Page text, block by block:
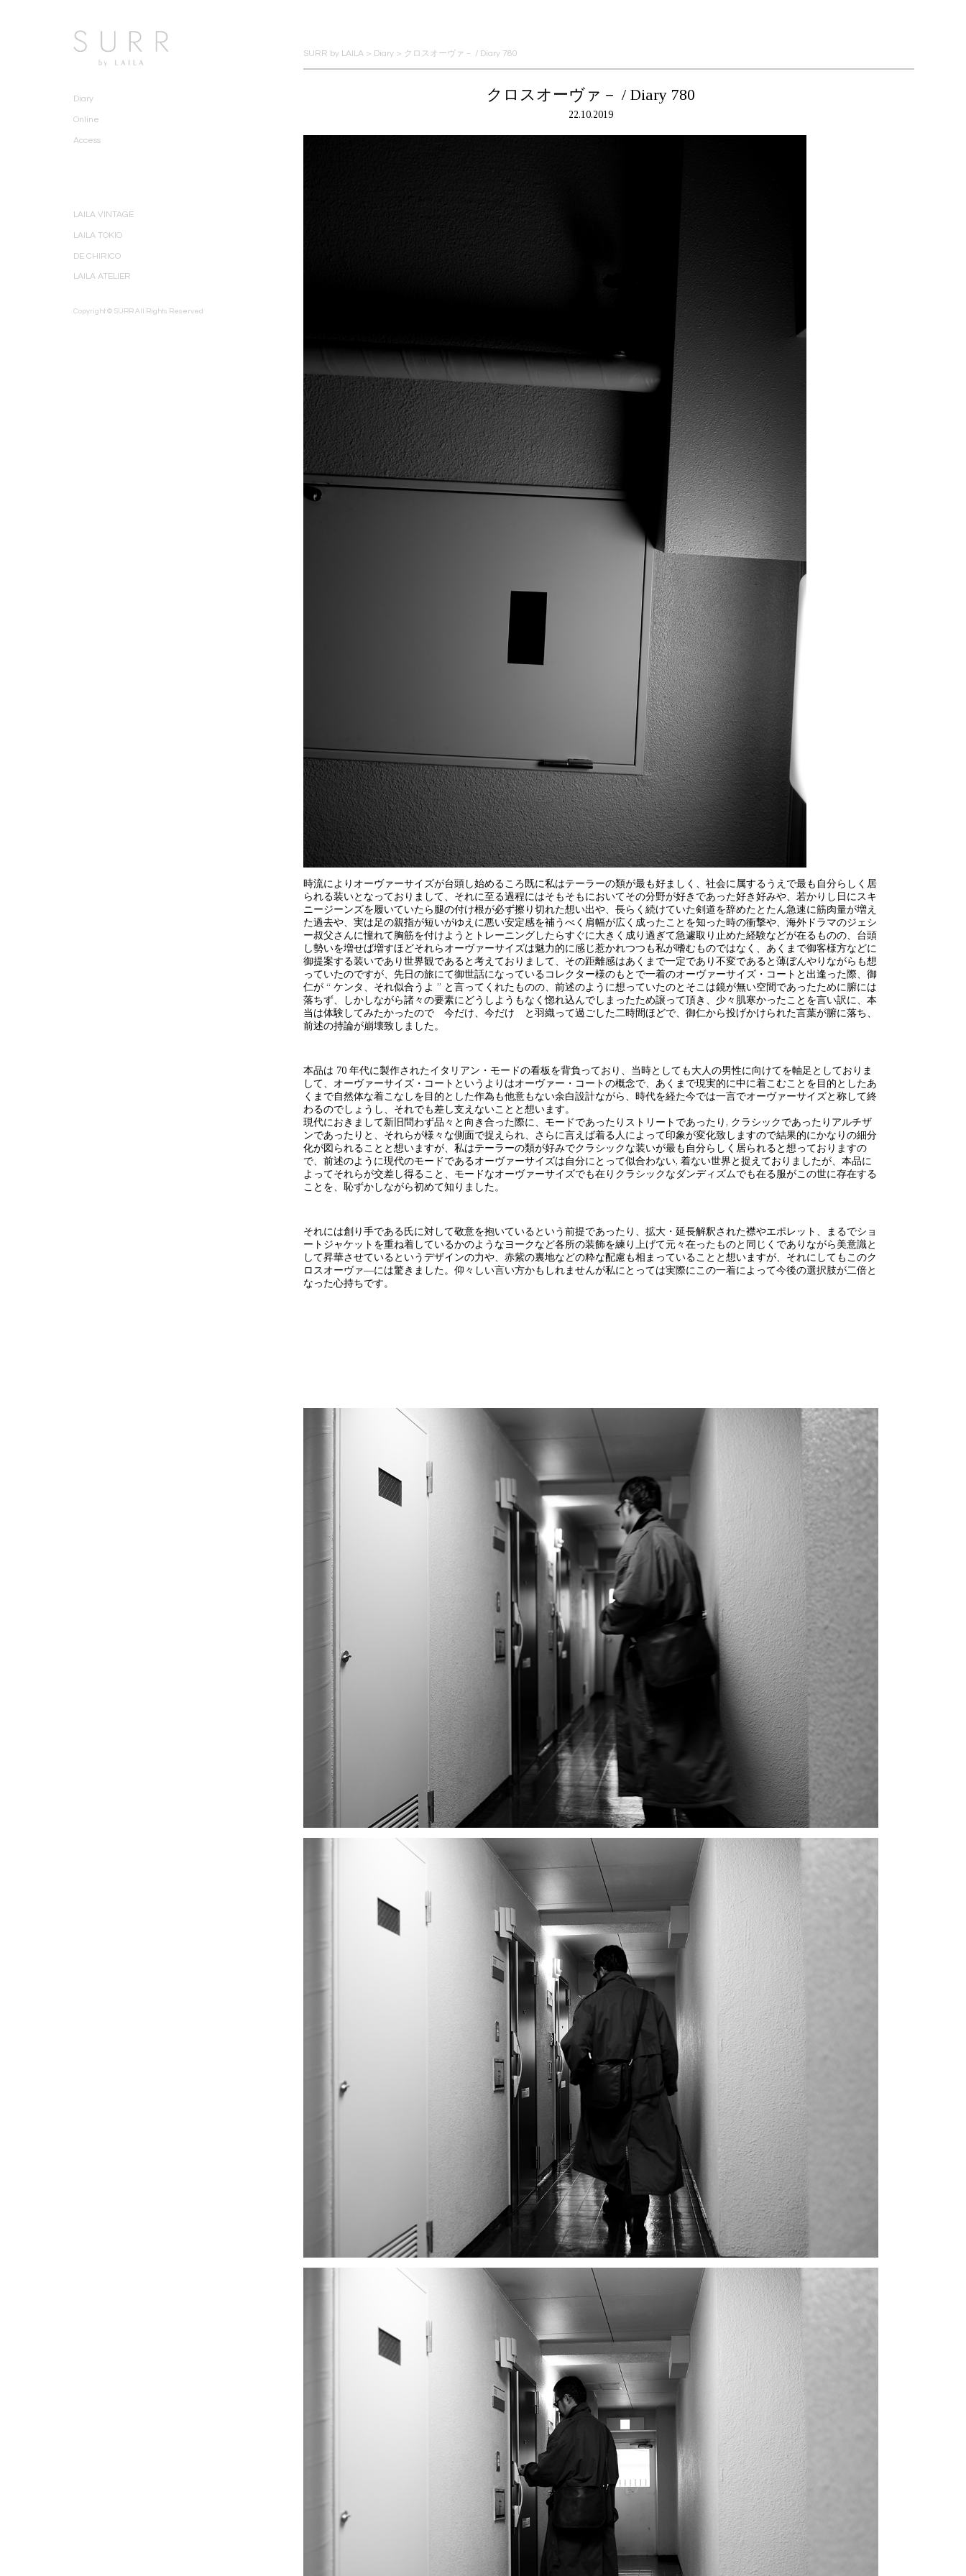
Diary
Online
Access
LAILA VINTAGE
LAILA TOKIO
DE CHIRICO
LAILA ATELIER
Copyright © SURR All Rights Reserved
SURR by LAILA > Diary > クロスオーヴァ－ / Diary 780
クロスオーヴァ－ / Diary 780
22.10.2019
時流によりオーヴァーサイズが台頭し始めるころ既に私はテーラーの類が最も好ましく、社会に属するうえで最も自分らしく居
られる装いとなっておりまして、それに至る過程にはそもそもにおいてその分野が好きであった好き好みや、若かりし日にスキ
ニージーンズを履いていたら腿の付け根が必ず擦り切れた想い出や、長らく続けていた剣道を辞めたとたん急速に筋肉量が増え
た過去や、実は足の親指が短いがゆえに悪い安定感を補うべく肩幅が広く成ったことを知った時の衝撃や、海外ドラマのジェシ
ー叔父さんに憧れて胸筋を付けようとトレーニングしたらすぐに大きく成り過ぎて急遽取り止めた経験などが在るものの、台頭
し勢いを増せば増すほどそれらオーヴァーサイズは魅力的に感じ惹かれつつも私が嗜むものではなく、あくまで御客様方などに
御提案する装いであり世界観であると考えておりまして、その距離感はあくまで一定であり不変であると薄ぼんやりながらも想
っていたのですが、先日の旅にて御世話になっているコレクター様のもとで一着のオーヴァーサイズ・コートと出逢った際、御
仁が “ ケンタ、それ似合うよ ” と言ってくれたものの、前述のように想っていたのとそこは鏡が無い空間であったために腑には
落ちず、しかしながら諸々の要素にどうしようもなく惚れ込んでしまったため譲って頂き、少々肌寒かったことを言い訳に、本
当は体験してみたかったので 今だけ、今だけ と羽織って過ごした二時間ほどで、御仁から投げかけられた言葉が腑に落ち、
前述の持論が崩壊致しました。
本品は 70 年代に製作されたイタリアン・モードの看板を背負っており、当時としても大人の男性に向けてを軸足としておりま
して、オーヴァーサイズ・コートというよりはオーヴァー・コートの概念で、あくまで現実的に中に着こむことを目的としたあ
くまで自然体な着こなしを目的とした作為も他意もない余白設計ながら、時代を経た今では一言でオーヴァーサイズと称して終
わるのでしょうし、それでも差し支えないことと想います。
現代におきまして新旧問わず品々と向き合った際に、モードであったりストリートであったり, クラシックであったりアルチザ
ンであったりと、それらが様々な側面で捉えられ、さらに言えば着る人によって印象が変化致しますので結果的にかなりの細分
化が図られることと想いますが、私はテーラーの類が好みでクラシックな装いが最も自分らしく居られると想っておりますの
で、前述のように現代のモードであるオーヴァーサイズは自分にとって似合わない, 着ない世界と捉えておりましたが、本品に
よってそれらが交差し得ること、モードなオーヴァーサイズでも在りクラシックなダンディズムでも在る服がこの世に存在する
ことを、恥ずかしながら初めて知りました。
それには創り手である氏に対して敬意を抱いているという前提であったり、拡大・延長解釈された襟やエポレット、まるでショ
ートジャケットを重ね着しているかのようなヨークなど各所の装飾を練り上げて元々在ったものと同じくでありながら美意識と
して昇華させているというデザインの力や、赤紫の裏地などの粋な配慮も相まっていることと想いますが、それにしてもこのク
ロスオーヴァ―には驚きました。仰々しい言い方かもしれませんが私にとっては実際にこの一着によって今後の選択肢が二倍と
なった心持ちです。